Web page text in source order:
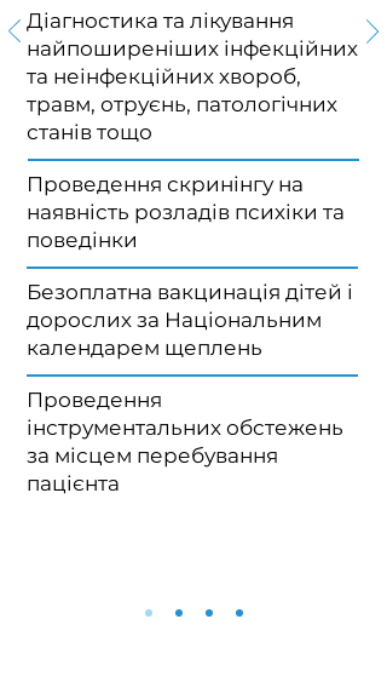
Діагностика та лікування
найпоширеніших інфекційних
та неінфекційних хвороб,
травм, отруєнь, патологічних
станів тощо
Проведення скринінгу на
наявність розладів психіки та
поведінки
Безоплатна вакцинація дітей і
дорослих за Національним
календарем щеплень
Проведення
інструментальних обстежень
за місцем перебування
пацієнта